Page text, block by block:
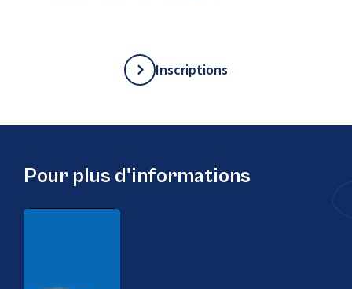
Inscriptions
Pour plus d'informations